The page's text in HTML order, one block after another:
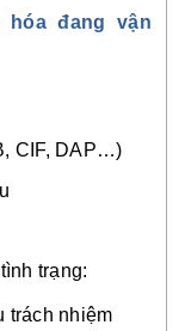
đang vận
CIF, DAP…)
trạng:
trách nhiệm